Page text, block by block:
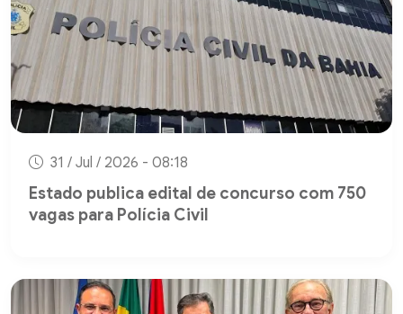
31 / Jul / 2026 - 08:18
Estado publica edital de concurso com 750
vagas para Polícia Civil